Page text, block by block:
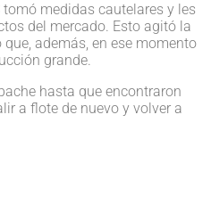
medidas cautelares y les
del mercado. Esto agitó la
además, en ese momento
grande.
hasta que encontraron
a flote de nuevo y volver a